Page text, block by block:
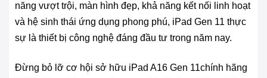
năng vượt trội, màn hình đẹp, khả năng kết nối linh hoạt
và hệ sinh thái ứng dụng phong phú, iPad Gen 11 thực
sự là thiết bị công nghệ đáng đầu tư trong năm nay.
Đừng bỏ lỡ cơ hội sở hữu iPad A16 Gen 11chính hãng